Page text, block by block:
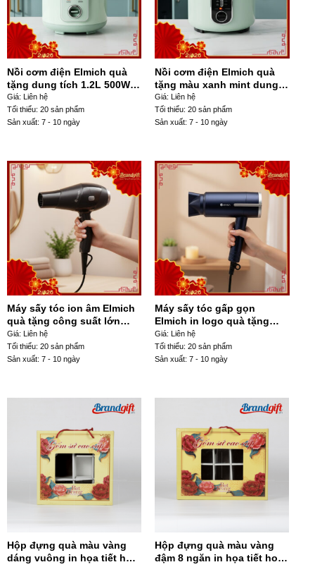
Nồi cơm điện Elmich quà
tặng dung tích 1.2L 500W
màu xanh mint NCĐ-03
Giá: Liên hệ
Tối thiểu: 20 sản phẩm
Sản xuất: 7 - 10 ngày
Nồi cơm điện Elmich quà
tặng màu xanh mint dung
tích 1.8L 700W NCĐ-04
Giá: Liên hệ
Tối thiểu: 20 sản phẩm
Sản xuất: 7 - 10 ngày
Máy sấy tóc ion âm Elmich
quà tặng công suất lớn
2400W màu đen MST-07
Giá: Liên hệ
Tối thiểu: 20 sản phẩm
Sản xuất: 7 - 10 ngày
Máy sấy tóc gấp gọn
Elmich in logo quà tặng
1800W xanh navy MST-03
Giá: Liên hệ
Tối thiểu: 20 sản phẩm
Sản xuất: 7 - 10 ngày
Hộp đựng quà màu vàng
dáng vuông in họa tiết hoa
Hộp đựng quà màu vàng
đậm 8 ngăn in họa tiết hoa